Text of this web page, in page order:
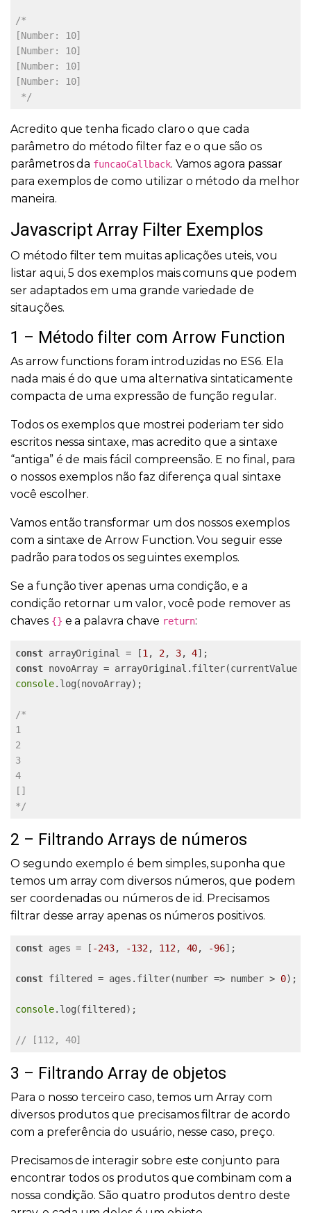
/*
[Number: 10]
[Number: 10]
[Number: 10]
[Number: 10]
*/
Acredito que tenha ficado claro o que cada
parâmetro do método filter faz e o que são os
parâmetros da funcaoCallback. Vamos agora passar
para exemplos de como utilizar o método da melhor
maneira.
Javascript Array Filter Exemplos
O método filter tem muitas aplicações uteis, vou
listar aqui, 5 dos exemplos mais comuns que podem
ser adaptados em uma grande variedade de
sitauções.
1 – Método filter com Arrow Function
As arrow functions foram introduzidas no ES6. Ela
nada mais é do que uma alternativa sintaticamente
compacta de uma expressão de função regular.
Todos os exemplos que mostrei poderiam ter sido
escritos nessa sintaxe, mas acredito que a sintaxe
“antiga” é de mais fácil compreensão. E no final, para
o nossos exemplos não faz diferença qual sintaxe
você escolher.
Vamos então transformar um dos nossos exemplos
com a sintaxe de Arrow Function. Vou seguir esse
padrão para todos os seguintes exemplos.
Se a função tiver apenas uma condição, e a
condição retornar um valor, você pode remover as
chaves {} e a palavra chave return:
const arrayOriginal = [1 , 2, 3, 4
const novoArray = arrayOriginal.filter(currentValue
console.log(novoArray);
/*
1
2
3
4
[]
*/
2 – Filtrando Arrays de números
O segundo exemplo é bem simples, suponha que
temos um array com diversos números, que podem
ser coordenadas ou números de id. Precisamos
filtrar desse array apenas os números positivos.
const ages = [ -243, -132, 112, 40, -96];
const filtered = ages.filter(number => number > 0);
console.log(filtered);
// [112, 40]
3 – Filtrando Array de objetos
Para o nosso terceiro caso, temos um Array com
diversos produtos que precisamos filtrar de acordo
com a preferência do usuário, nesse caso, preço.
Precisamos de interagir sobre este conjunto para
encontrar todos os produtos que combinam com a
nossa condição. São quatro produtos dentro deste